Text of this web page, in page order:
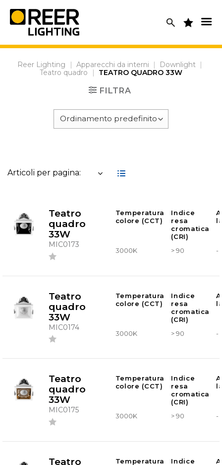
content
Reer Lighting | Apparecchi da interni | Downlight |
Teatro quadro
| TEATRO QUADRO 33W
FILTRA
Articoli per pagina:
Teatro
quadro
33W
MIC0173
Temperatura
colore (CCT)
Indice
resa
cromatica
(CRI)
3000K > 90 -
Teatro
quadro
33W
MIC0174
Temperatura
colore (CCT)
Indice
resa
cromatica
(CRI)
3000K > 90 -
Teatro
quadro
33W
MIC0175
Temperatura
colore (CCT)
Indice
resa
cromatica
(CRI)
3000K > 90 -
Teatro
Temperatura
Indice